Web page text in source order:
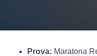
Prova: Maratona